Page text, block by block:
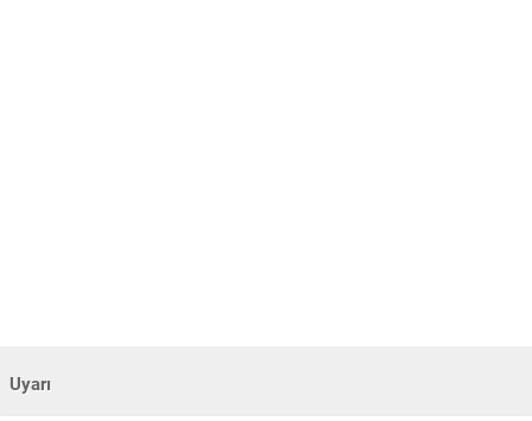
Uyarı